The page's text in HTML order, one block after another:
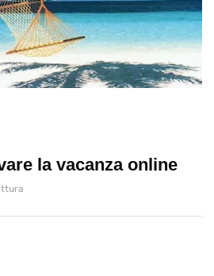
la vacanza online